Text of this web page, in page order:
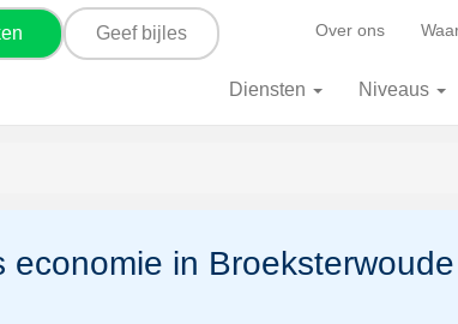
Geef bijles Over ons
Diensten Niveaus
economie in Broeksterwoude